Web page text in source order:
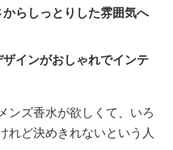
らしっとりした雰囲気へ
インがおしゃれでインテ
ンズ香水が欲しくて、いろ
れど決めきれないという人